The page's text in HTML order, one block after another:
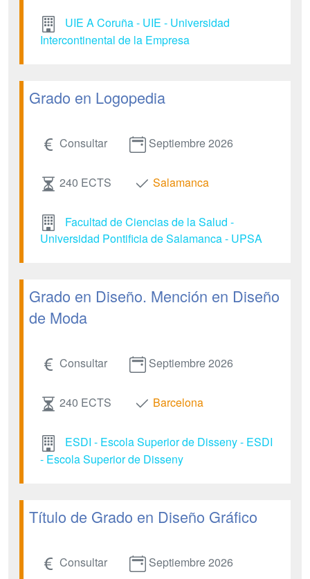
UIE A Coruña - UIE - Universidad
Intercontinental de la Empresa
Grado en Logopedia
Consultar Septiembre 2026
240 ECTS Salamanca
Facultad de Ciencias de la Salud -
Universidad Pontificia de Salamanca - UPSA
Grado en Diseño. Mención en Diseño
de Moda
Consultar Septiembre 2026
240 ECTS Barcelona
ESDI - Escola Superior de Disseny - ESDI
- Escola Superior de Disseny
Título de Grado en Diseño Gráfico
Consultar Septiembre 2026